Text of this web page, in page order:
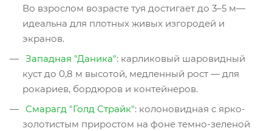
Во взрослом возрасте туя достигает до 3–5 м—
идеальна для плотных живых изгородей и
экранов.
Западная "Даника": карликовый шаровидный
куст до 0,8 м высотой, медленный рост — для
рокариев, бордюров и контейнеров.
Смарагд "Голд Страйк": колоновидная с ярко-
золотистым приростом на фоне темно-зеленой